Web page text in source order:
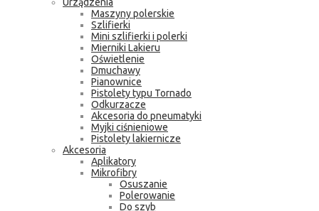
Maszyny polerskie
Szlifierki
Mini szlifierki i polerki
Mierniki Lakieru
Oświetlenie
Dmuchawy
Pianownice
Pistolety typu Tornado
Odkurzacze
Akcesoria do pneumatyki
Myjki ciśnieniowe
Pistolety lakiernicze
Akcesoria
Aplikatory
Mikrofibry
Osuszanie
Polerowanie
Do szyb